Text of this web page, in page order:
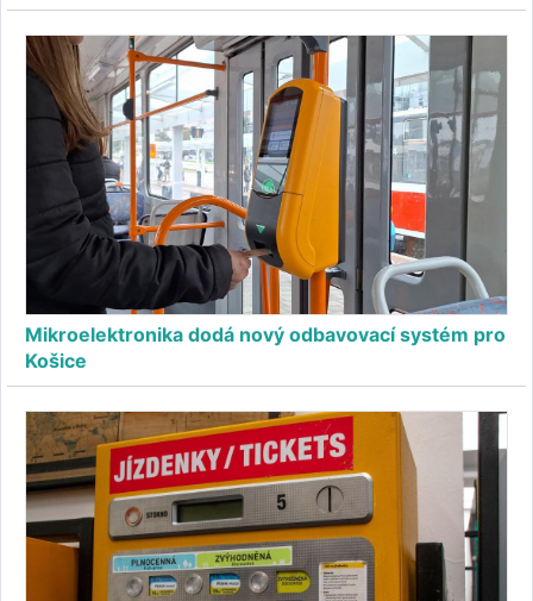
Mikroelektronika dodá nový odbavovací systém pro
Košice